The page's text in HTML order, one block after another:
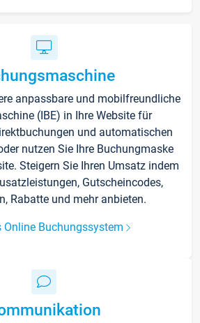
anpassbare und mobilfreundliche
(IBE) in Ihre Website für
und automatischen
nutzen Sie Ihre Buchungmaske
Steigern Sie Ihren Umsatz indem
Gutscheincodes,
Rabatte und mehr anbieten.
Online Buchungssystem